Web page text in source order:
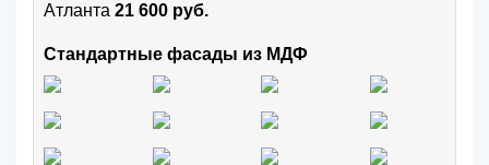
Атланта 21 600 руб.
Стандартные фасады из МДФ